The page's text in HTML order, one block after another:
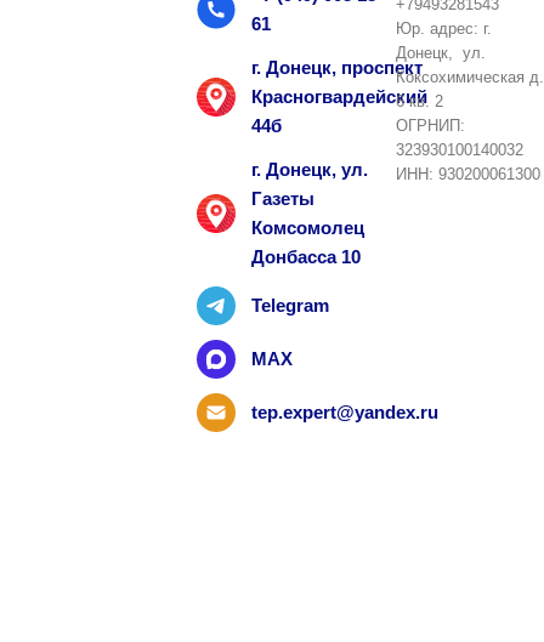
61
г. Донецк, проспект
Красногвардейский
44б
г. Донецк, ул.
Газеты
Комсомолец
Донбасса 10
Telegram
MAX
tep.expert@yandex.ru
+79493281543
Юр. адрес: г.
Донецк, ул.
Коксохимическая д.
6 кв. 2
ОГРНИП:
323930100140032
ИНН: 930200061300